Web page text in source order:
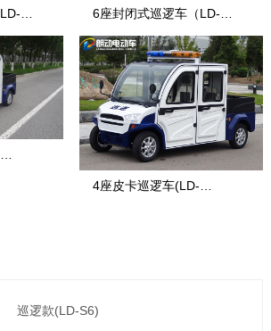
6座封闭式巡逻车（LD-
S6.PAF）
4座皮卡巡逻车(LD-
巡逻款(LD-S6)